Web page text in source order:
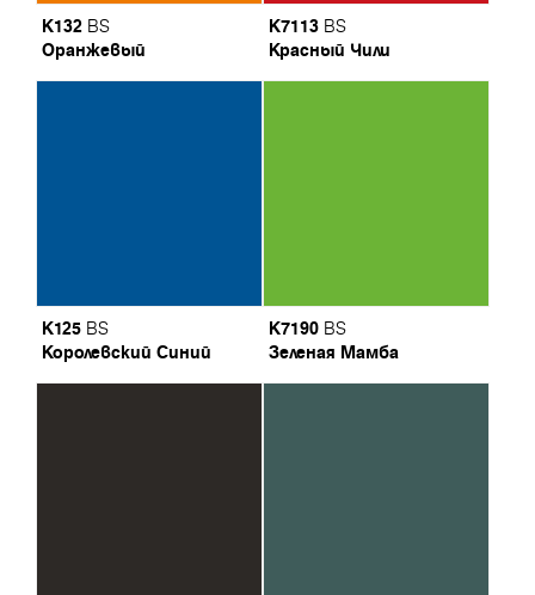
K132 BS
Оранжевый
K7113 BS
Красный Чили
K125 BS
Королевский Синий
K7190 BS
Зеленая Мамба